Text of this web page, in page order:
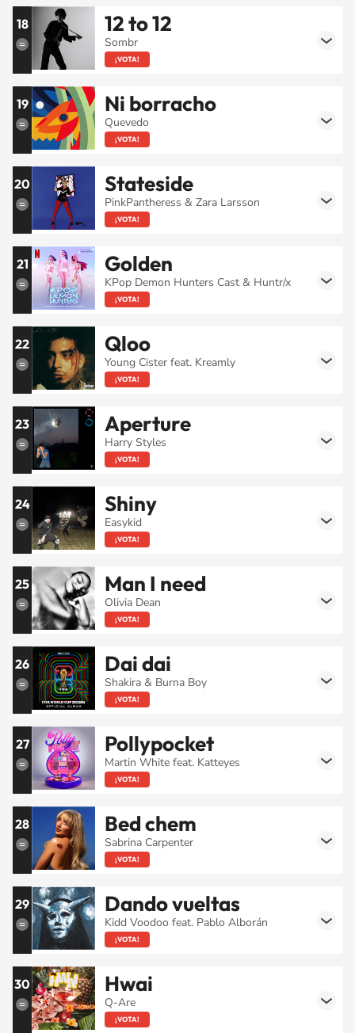
18 12 to 12
Sombr
¡VOTA!
19 Ni borracho
Quevedo
¡VOTA!
20 Stateside
PinkPantheress & Zara Larsson
¡VOTA!
21 Golden
KPop Demon Hunters Cast & Huntr/x
¡VOTA!
22 Qloo
Young Cister feat. Kreamly
¡VOTA!
23 Aperture
Harry Styles
¡VOTA!
24 Shiny
Easykid
¡VOTA!
25 Man I need
Olivia Dean
¡VOTA!
26 Dai dai
Shakira & Burna Boy
¡VOTA!
27 Pollypocket
Martin White feat. Katteyes
¡VOTA!
28 Bed chem
Sabrina Carpenter
¡VOTA!
29 Dando vueltas
Kidd Voodoo feat. Pablo Alborán
¡VOTA!
30 Hwai
Q-Are
¡VOTA!